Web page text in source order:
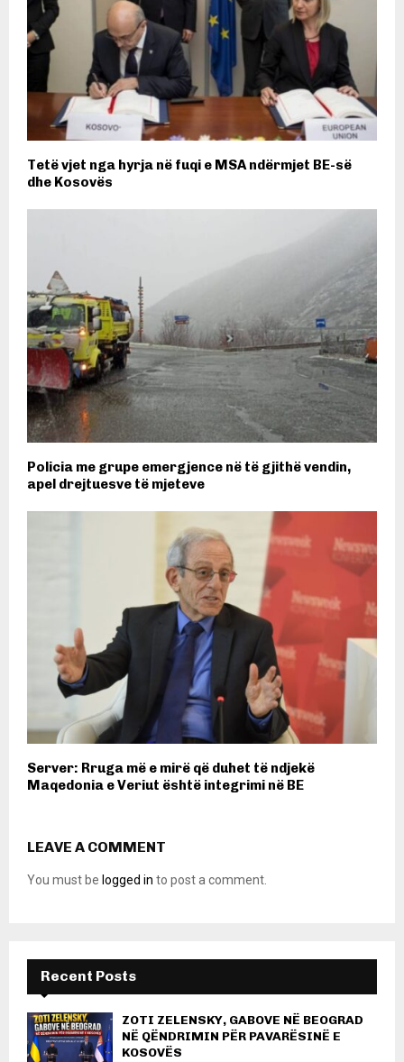
Tetë vjet nga hyrja në fuqi e MSA ndërmjet BE-së
dhe Kosovës
Policia me grupe emergjence në të gjithë vendin,
apel drejtuesve të mjeteve
Server: Rruga më e mirë që duhet të ndjekë
Maqedonia e Veriut është integrimi në BE
LEAVE A COMMENT
You must be logged in to post a comment.
Recent Posts
ZOTI ZELENSKY, GABOVE NË BEOGRAD
NË QËNDRIMIN PËR PAVARËSINË E
KOSOVËS